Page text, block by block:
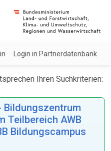
Login in Partnerdatenbank
Ihren Suchkriterien:
Bildungszentrum
Teilbereich AWB
Bildungscampus